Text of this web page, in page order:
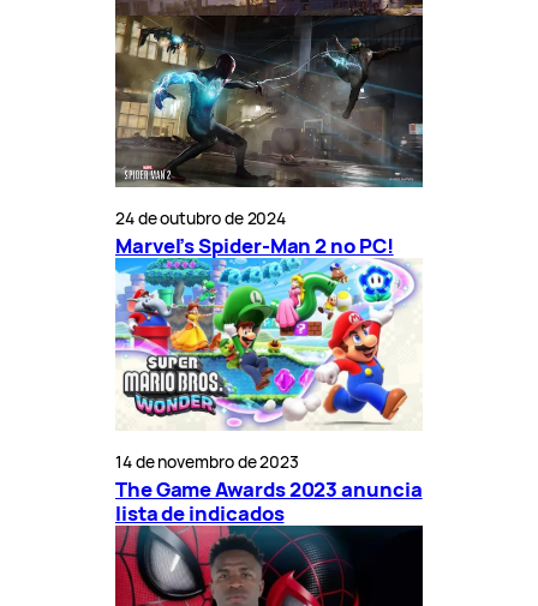
24 de outubro de 2024
Marvel’s Spider-Man 2 no PC!
14 de novembro de 2023
The Game Awards 2023 anuncia
lista de indicados